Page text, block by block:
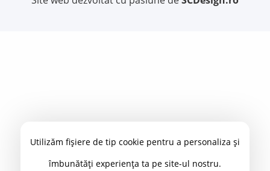
Utilizăm fișiere de tip cookie pentru a personaliza și
îmbunătăți experiența ta pe site-ul nostru.